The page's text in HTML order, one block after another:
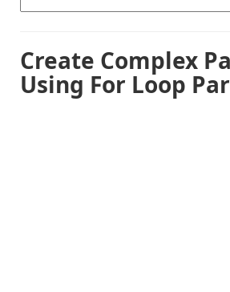
Create Complex
Using For Loop